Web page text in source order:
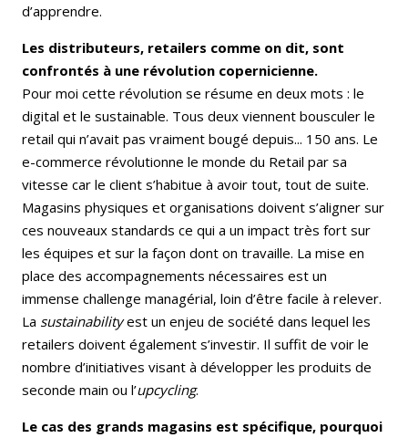
d’apprendre.
Les distributeurs, retailers comme on dit, sont
confrontés à une révolution copernicienne.
Pour moi cette révolution se résume en deux mots : le
digital et le sustainable. Tous deux viennent bousculer le
retail qui n’avait pas vraiment bougé depuis... 150 ans. Le
e-commerce révolutionne le monde du Retail par sa
vitesse car le client s’habitue à avoir tout, tout de suite.
Magasins physiques et organisations doivent s’aligner sur
ces nouveaux standards ce qui a un impact très fort sur
les équipes et sur la façon dont on travaille. La mise en
place des accompagnements nécessaires est un
immense challenge managérial, loin d’être facile à relever.
La sustainabilityest un enjeu de société dans lequel les
retailers doivent également s’investir. Il suffit de voir le
nombre d’initiatives visant à développer les produits de
seconde main ou l’upcycling.
Le cas des grands magasins est spécifique, pourquoi